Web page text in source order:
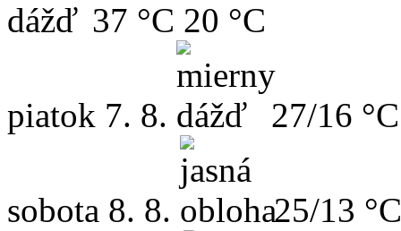
37 °C 20 °C
piatok 7. 8. 27/16 °C
sobota 8. 8. 25/13 °C